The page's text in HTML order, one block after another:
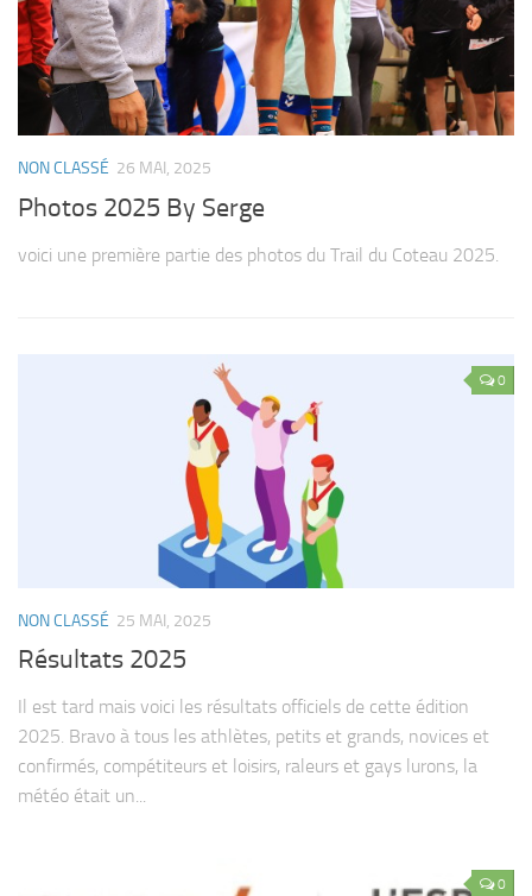
NON CLASSÉ 26 MAI, 2025
Photos 2025 By Serge
voici une première partie des photos du Trail du Coteau 2025.
0
NON CLASSÉ 25 MAI, 2025
Résultats 2025
Il est tard mais voici les résultats officiels de cette édition
2025. Bravo à tous les athlètes, petits et grands, novices et
confirmés, compétiteurs et loisirs, raleurs et gays lurons, la
météo était un...
0